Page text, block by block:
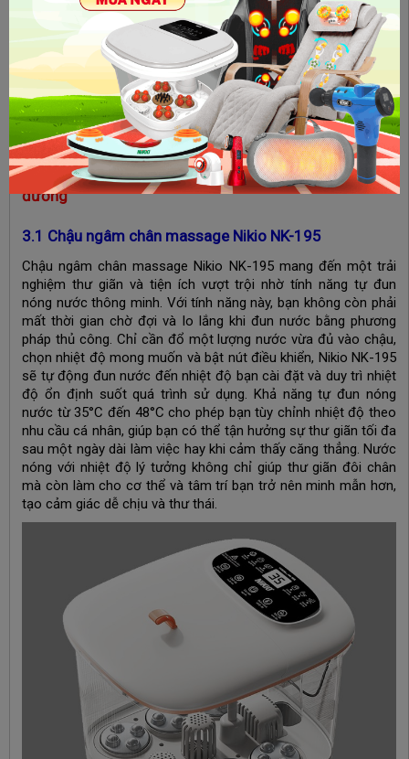
kiểm soát nhiệt độ tự động, giúp người bệnh duy trì nhiệt độ
an toàn trong suốt quá trình ngâm. Bên cạnh đó, việc thêm
vào một số loại thảo dược như gừng hoặc muối có thể giúp
cải thiện lưu thông máu mà không gây hại. Tuy nhiên, nếu có
bất kỳ vết thương hở, nhiễm trùng hay dấu hiệu da bị tổn
thương, người bệnh tiểu đường nên tránh ngâm chân và cần
tham khảo ý kiến bác sĩ trước khi sử dụng bất kỳ phương pháp
nào để tránh các biến chứng nghiêm trọng.
3. Top 3 chậu ngâm chân massage cho người bị tiểu
đường
3.1 Chậu ngâm chân massage Nikio NK-195
Chậu ngâm chân massage Nikio NK-195 mang đến một trải
nghiệm thư giãn và tiện ích vượt trội nhờ tính năng tự đun
nóng nước thông minh. Với tính năng này, bạn không còn phải
mất thời gian chờ đợi và lo lắng khi đun nước bằng phương
pháp thủ công. Chỉ cần đổ một lượng nước vừa đủ vào chậu,
chọn nhiệt độ mong muốn và bật nút điều khiển, Nikio NK-195
sẽ tự động đun nước đến nhiệt độ bạn cài đặt và duy trì nhiệt
độ ổn định suốt quá trình sử dụng. Khả năng tự đun nóng
nước từ 35°C đến 48°C cho phép bạn tùy chỉnh nhiệt độ theo
nhu cầu cá nhân, giúp bạn có thể tận hưởng sự thư giãn tối đa
sau một ngày dài làm việc hay khi cảm thấy căng thẳng. Nước
nóng với nhiệt độ lý tưởng không chỉ giúp thư giãn đôi chân
mà còn làm cho cơ thể và tâm trí bạn trở nên minh mẫn hơn,
tạo cảm giác dễ chịu và thư thái.